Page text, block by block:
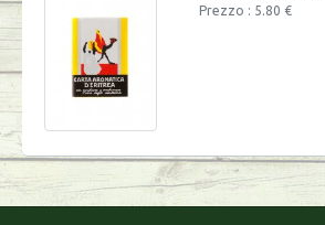
Prezzo : 5.80 €